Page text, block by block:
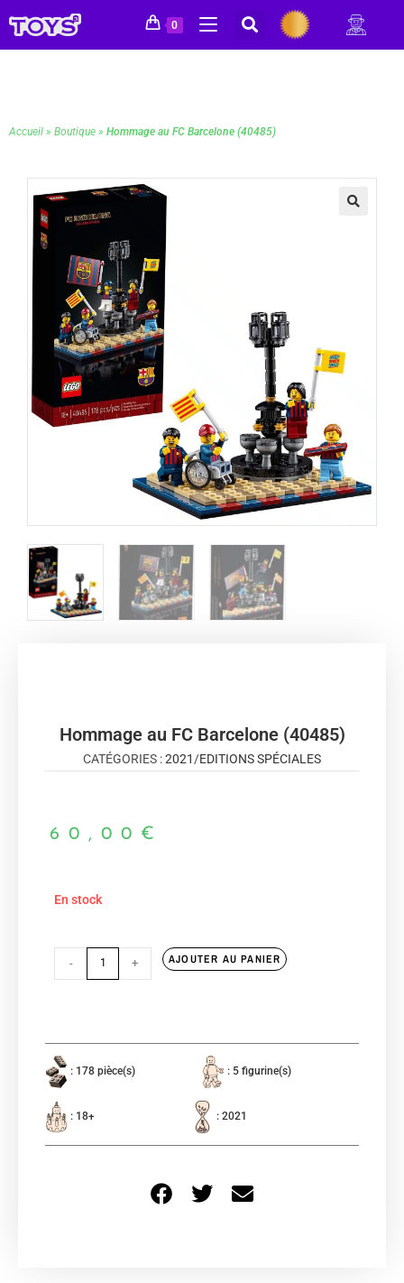
0
Accueil » Boutique » Hommage au FC Barcelone (40485)
Hommage au FC Barcelone (40485)
CATÉGORIES :2021 /EDITIONS SPÉCIALES
60,00 €
En stock
- + AJOUTER AU PANIER
: 178 pièce(s) : 5 figurine(s)
: 18+ : 2021